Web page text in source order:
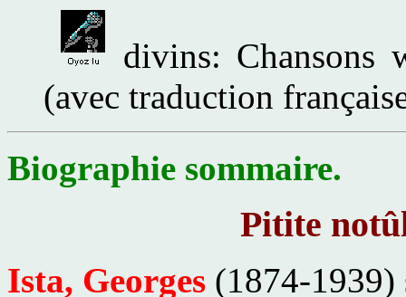
divins: Chansons
(avec traduction
Biographie sommaire.
Pitite
Ista, Georges (1874-